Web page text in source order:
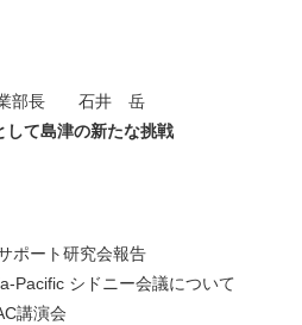
業部長 石井 岳
して島津の新たな挑戦
ポート研究会報告
Pacific シドニー会議について
講演会